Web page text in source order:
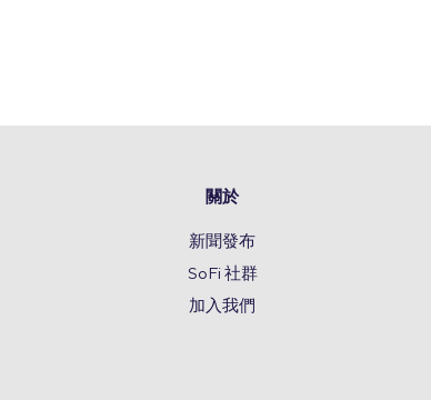
關於
新聞發布
SoFi 社群
加入我們